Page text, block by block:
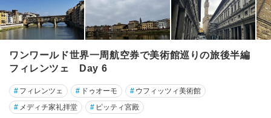
ン
コ
ー
ナ
イ
ェ
ー
ゾ
ワンワールド世界一周航空券で美術館巡りの旅後半編
フィレンツェ Day 6
# フィレンツェ # ドゥオーモ # ウフィッツィ美術館
# メディチ家礼拝堂 # ピッティ宮殿